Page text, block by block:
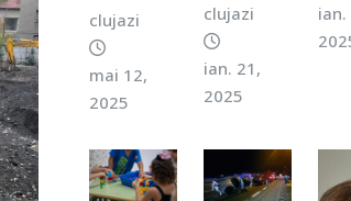
clujazi
mai 12,
2025
clujazi
ian. 21,
2025
ian.